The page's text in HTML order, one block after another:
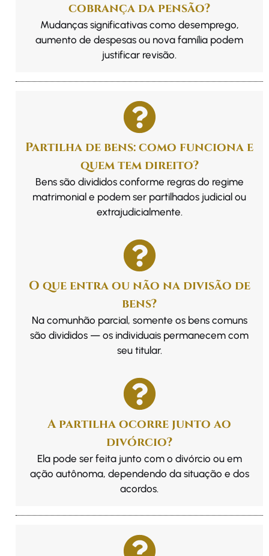
cobrança da pensão?
Mudanças significativas como desemprego,
aumento de despesas ou nova família podem
justificar revisão.
Partilha de bens: como funciona e
quem tem direito?
Bens são divididos conforme regras do regime
matrimonial e podem ser partilhados judicial ou
extrajudicialmente.
O que entra ou não na divisão de
bens?
Na comunhão parcial, somente os bens comuns
são divididos — os individuais permanecem com
seu titular.
A partilha ocorre junto ao
divórcio?
Ela pode ser feita junto com o divórcio ou em
ação autônoma, dependendo da situação e dos
acordos.